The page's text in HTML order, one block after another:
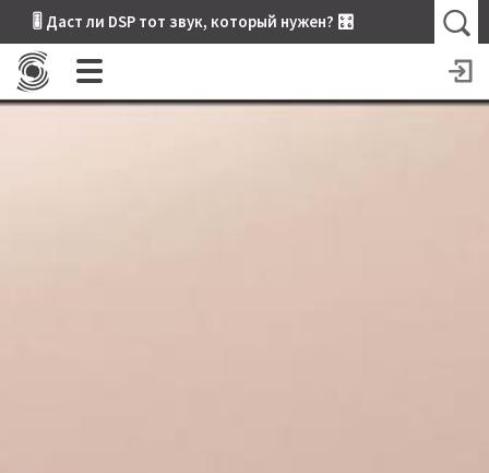
🎚 Даст ли DSP тот звук, который нужен? 🎛